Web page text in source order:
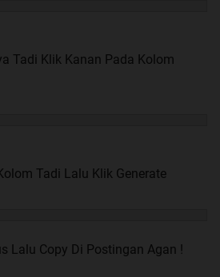
Tadi Klik Kanan Pada Kolom
Tadi Lalu Klik Generate
Lalu Copy Di Postingan Agan !